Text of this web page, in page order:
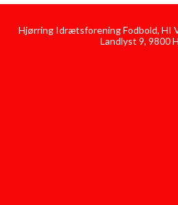
Hjørring Idrætsforening Fodbold, HI
Landlyst 9, 9800